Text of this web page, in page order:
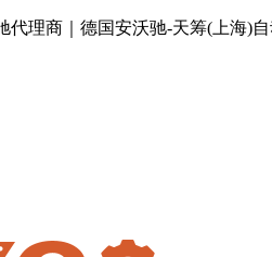
代理商｜德国安沃驰-天筹(上海)